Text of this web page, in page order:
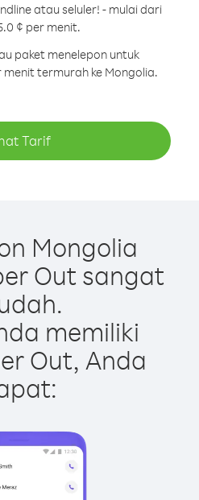
atau seluler! - mulai dari
¢ per menit.
paket menelepon untuk
termurah ke Mongolia.
Tarif
Mongolia
Out sangat
memiliki
Out, Anda